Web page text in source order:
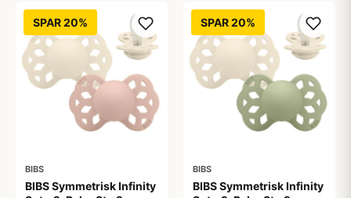
SPAR 20%
BIBS
BIBS Symmetrisk Infinity
SPAR 20%
BIBS
BIBS Symmetrisk Infinity